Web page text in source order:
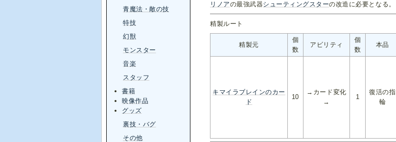
リノアの最強武器シューティングスターの改造に必要となる。
精製ルート
精製元
個
数
アビリティ
個
数
本品
キマイラブレインのカー
ド
10
→カード変化
→
1
復活の指
輪
青魔法・敵の技
特技
幻獣
モンスター
音楽
スタッフ
書籍
映像作品
グッズ
裏技・バグ
その他